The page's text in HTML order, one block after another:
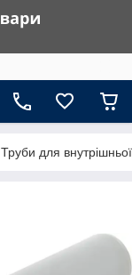
Труби для внутрішньої